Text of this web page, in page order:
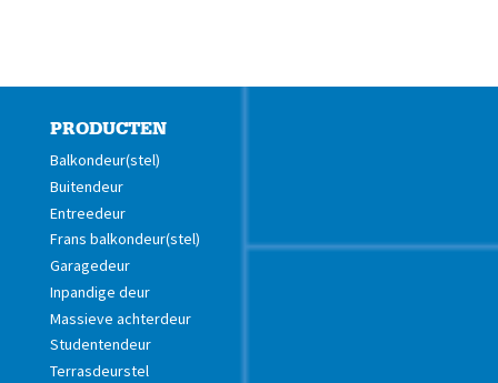
PRODUCTEN
Balkondeur(stel)
Buitendeur
Entreedeur
Frans balkondeur(stel)
Garagedeur
Inpandige deur
Massieve achterdeur
Studentendeur
Terrasdeurstel